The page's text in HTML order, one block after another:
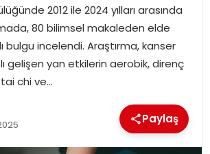
2012 ile 2024 yılları arasında
80 bilimsel makaleden elde
bulgu incelendi. Araştırma, kanser
gelişen yan etkilerin aerobik, direnç
chi ve…
Paylaş